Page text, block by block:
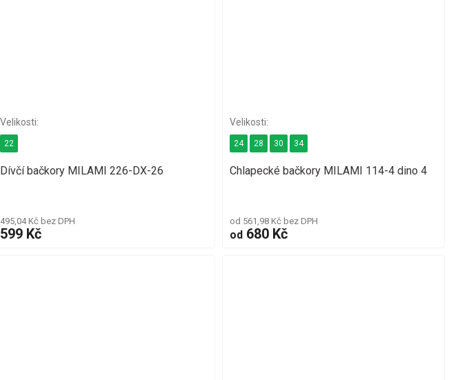
Dívčí bačkory MILAMI 226-DX-26
495,04 Kč bez DPH
599 Kč
22
Chlapecké bačkory MILAMI 114-4 dino 4
od 561,98 Kč bez DPH
od680 Kč
24 28 30 34